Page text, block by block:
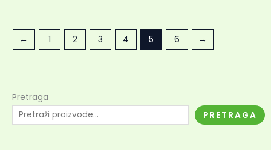
← 1 2 3 4 5 6 →
Pretraga
PRETRAGA